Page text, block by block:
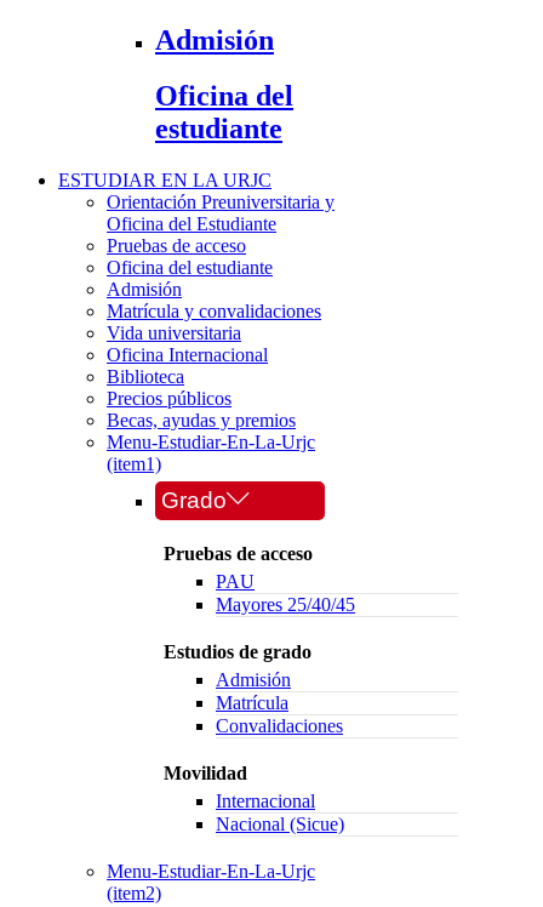
Admisión
Oficina del
estudiante
ESTUDIAR EN LA URJC
Orientación Preuniversitaria y
Oficina del Estudiante
Pruebas de acceso
Oficina del estudiante
Admisión
Matrícula y convalidaciones
Vida universitaria
Oficina Internacional
Biblioteca
Precios públicos
Becas, ayudas y premios
Menu-Estudiar-En-La-Urjc
(item1)
Grado
Pruebas de acceso
PAU
Mayores 25/40/45
Estudios de grado
Admisión
Matrícula
Convalidaciones
Movilidad
Internacional
Nacional (Sicue)
Menu-Estudiar-En-La-Urjc
(item2)